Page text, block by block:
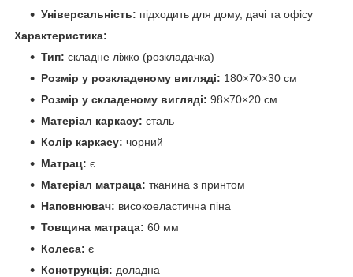
Універсальність: підходить для дому, дачі та офісу
Характеристика:
Тип: складне ліжко (розкладачка)
Розмір у розкладеному вигляді: 180×70×30 см
Розмір у складеному вигляді: 98×70×20 см
Матеріал каркасу: сталь
Колір каркасу: чорний
Матрац: є
Матеріал матраца: тканина з принтом
Наповнювач: високоеластична піна
Товщина матраца: 60 мм
Колеса: є
Конструкція: доладна